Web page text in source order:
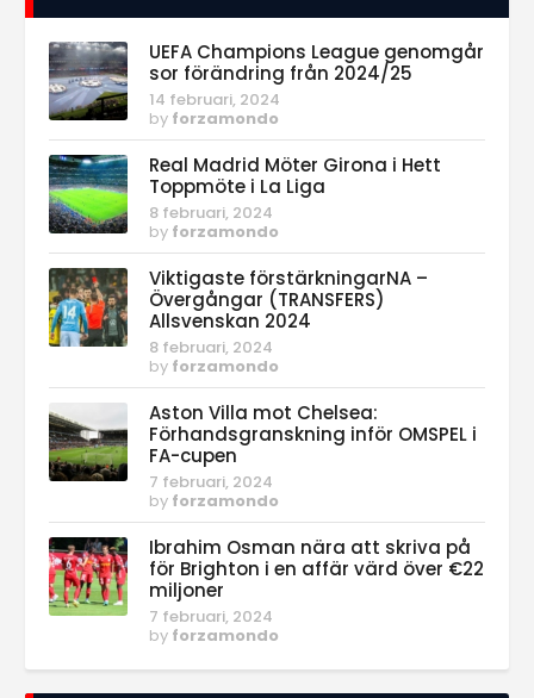
UEFA Champions League genomgår
sor förändring från 2024/25
14 februari, 2024
by forzamondo
Real Madrid Möter Girona i Hett
Toppmöte i La Liga
8 februari, 2024
by forzamondo
Viktigaste förstärkningarNA –
Övergångar (TRANSFERS)
Allsvenskan 2024
8 februari, 2024
by forzamondo
Aston Villa mot Chelsea:
Förhandsgranskning inför OMSPEL i
FA-cupen
7 februari, 2024
by forzamondo
Ibrahim Osman nära att skriva på
för Brighton i en affär värd över €22
miljoner
7 februari, 2024
by forzamondo